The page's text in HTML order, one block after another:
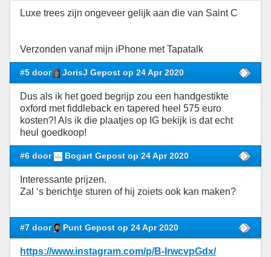
Luxe trees zijn ongeveer gelijk aan die van Saint C
Verzonden vanaf mijn iPhone met Tapatalk
#5 door JorisJ Gepost op 24 Apr 2020
Dus als ik het goed begrijp zou een handgestikte
oxford met fiddleback en tapered heel 575 euro
kosten?! Als ik die plaatjes op IG bekijk is dat echt
heul goedkoop!
#6 door Bogart Gepost op 24 Apr 2020
Interessante prijzen.
Zal ‘s berichtje sturen of hij zoiets ook kan maken?
#7 door Punt Gepost op 24 Apr 2020
https://www.instagram.com/p/B-IrwcvpGdx/